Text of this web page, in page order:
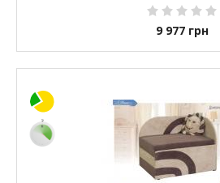
9 977 грн